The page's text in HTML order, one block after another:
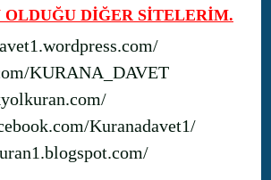
DİĞER SİTELERİM.
KURANA_DAVET
Kuranadavet1/